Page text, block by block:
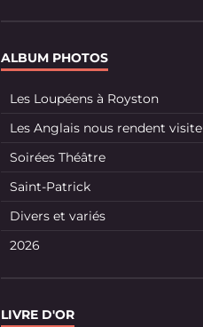
ALBUM PHOTOS
Les Loupéens à Royston
Les Anglais nous rendent visite
Soirées Théâtre
Saint-Patrick
Divers et variés
2026
LIVRE D'OR